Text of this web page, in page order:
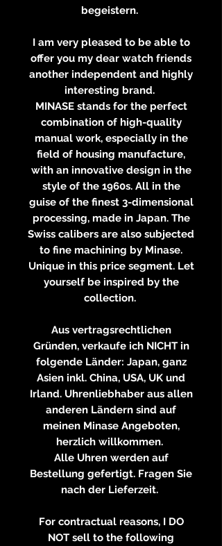
begeistern.
I am very pleased to be able to
offer you my dear watch friends
another independent and highly
interesting brand.
MINASE stands for the perfect
combination of high-quality
manual work, especially in the
field of housing manufacture,
with an innovative design in the
style of the 1960s. All in the
guise of the finest 3-dimensional
processing, made in Japan. The
Swiss calibers are also subjected
to fine machining by Minase.
Unique in this price segment. Let
yourself be inspired by the
collection.
Aus vertragsrechtlichen
Gründen, verkaufe ich NICHT in
folgende Länder: Japan, ganz
Asien inkl. China, USA, UK und
Irland. Uhrenliebhaber aus allen
anderen Ländern sind auf
meinen Minase Angeboten,
herzlich willkommen.
Alle Uhren werden auf
Bestellung gefertigt. Fragen Sie
nach der Lieferzeit.
For contractual reasons, I DO
NOT sell to the following